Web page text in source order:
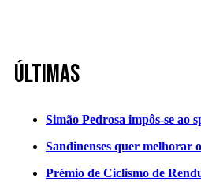
Últimas
Simão Pedrosa impôs-se ao
Sandinenses quer melhorar
Prémio de Ciclismo de